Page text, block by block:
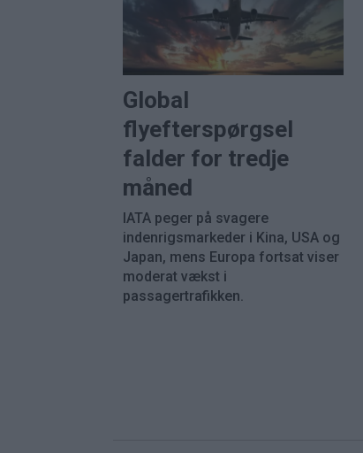
Global
flyefterspørgsel
falder for tredje
måned
IATA peger på svagere
indenrigsmarkeder i Kina, USA og
Japan, mens Europa fortsat viser
moderat vækst i
passagertrafikken.